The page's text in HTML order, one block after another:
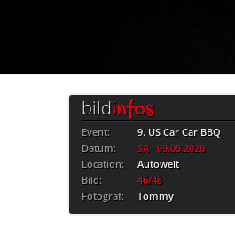
bildinfos
Event:
9. US Car Car BBQ
Datum:
SA · 09.05.2026
Location:
Autowelt
Bild:
46/48
Fotograf:
Tommy